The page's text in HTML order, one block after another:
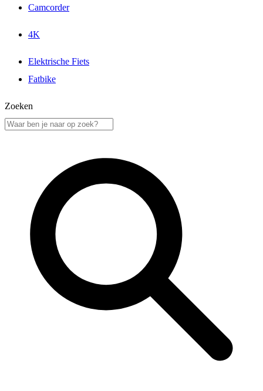
Camcorder
4K
Elektrische Fiets
Fatbike
Zoeken